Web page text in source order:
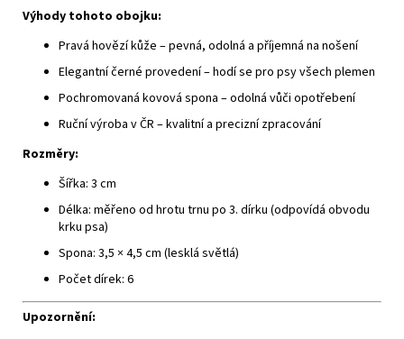
Výhody tohoto obojku:
Pravá hovězí kůže – pevná, odolná a příjemná na nošení
Elegantní černé provedení – hodí se pro psy všech plemen
Pochromovaná kovová spona – odolná vůči opotřebení
Ruční výroba v ČR – kvalitní a precizní zpracování
Rozměry:
Šířka: 3 cm
Délka: měřeno od hrotu trnu po 3. dírku (odpovídá obvodu
krku psa)
Spona: 3,5 × 4,5 cm (lesklá světlá)
Počet dírek: 6
Upozornění: